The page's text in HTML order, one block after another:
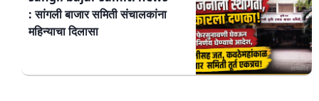
: सांगली बाजार समिती संचालकांना
महिन्याचा दिलासा